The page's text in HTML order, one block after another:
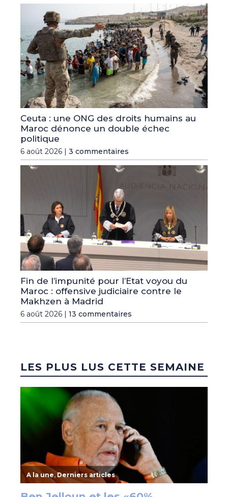
Ceuta : une ONG des droits humains au
Maroc dénonce un double échec
politique
6 août 2026 | 3 commentaires
Fin de l’impunité pour l’Etat voyou du
Maroc : offensive judiciaire contre le
Makhzen à Madrid
6 août 2026 | 13 commentaires
LES PLUS LUS CETTE SEMAINE